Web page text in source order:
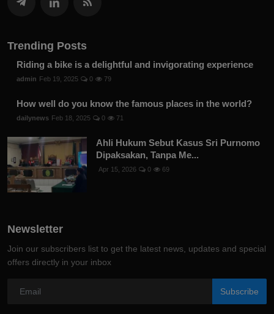
Trending Posts
Riding a bike is a delightful and invigorating experience
admin Feb 19, 2025 0 79
How well do you know the famous places in the world?
dailynews Feb 18, 2025 0 71
Ahli Hukum Sebut Kasus Sri Purnomo
Dipaksakan, Tanpa Me...
Apr 15, 2026 0 69
Newsletter
Join our subscribers list to get the latest news, updates and special
offers directly in your inbox
Subscribe